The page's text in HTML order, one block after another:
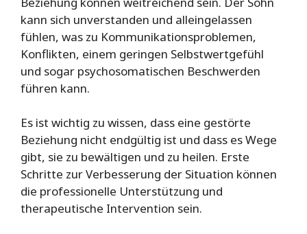
kann sich unverstanden und alleingelassen
fühlen, was zu Kommunikationsproblemen,
Konflikten, einem geringen Selbstwertgefühl
und sogar psychosomatischen Beschwerden
führen kann.
Es ist wichtig zu wissen, dass eine gestörte
Beziehung nicht endgültig ist und dass es Wege
gibt, sie zu bewältigen und zu heilen. Erste
Schritte zur Verbesserung der Situation können
die professionelle Unterstützung und
therapeutische Intervention sein.